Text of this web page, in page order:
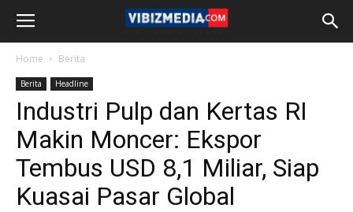
Home Berita
Berita Headline
Industri Pulp dan Kertas RI
Makin Moncer: Ekspor
Tembus USD 8,1 Miliar, Siap
Kuasai Pasar Global